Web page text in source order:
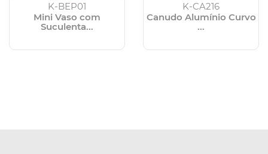
K-BEP01
Mini Vaso com
Suculenta...
K-CA216
Canudo Alumínio Curvo
...